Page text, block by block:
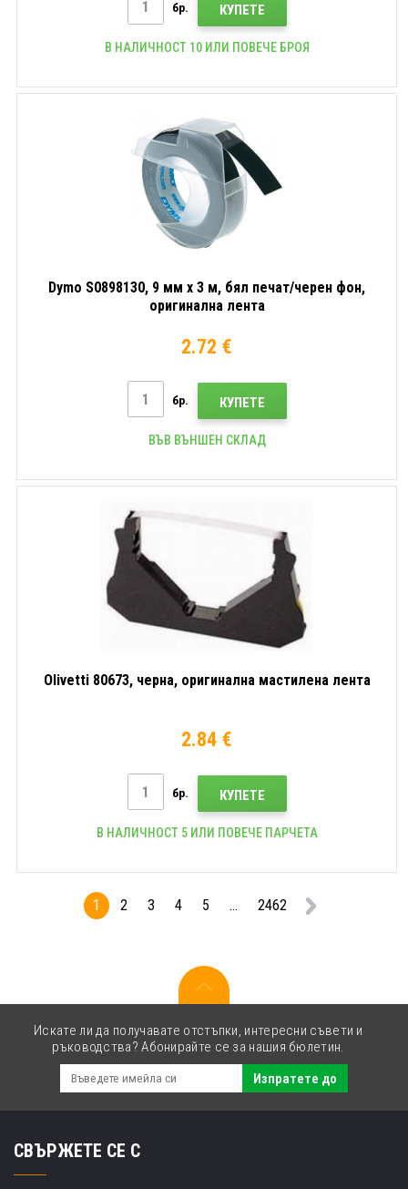
бр. КУПЕТЕ
В НАЛИЧНОСТ 10 ИЛИ ПОВЕЧЕ БРОЯ
Dymo S0898130, 9 мм x 3 м, бял печат/черен фон,
оригинална лента
2.72 €
бр. КУПЕТЕ
ВЪВ ВЪНШЕН СКЛАД
Olivetti 80673, черна, оригинална мастилена лента
2.84 €
бр. КУПЕТЕ
В НАЛИЧНОСТ 5 ИЛИ ПОВЕЧЕ ПАРЧЕТА
1 2 3 4 5 ... 2462
Искате ли да получавате отстъпки, интересни съвети и
ръководства? Абонирайте се за нашия бюлетин.
Изпратете до
СВЪРЖЕТЕ СЕ С